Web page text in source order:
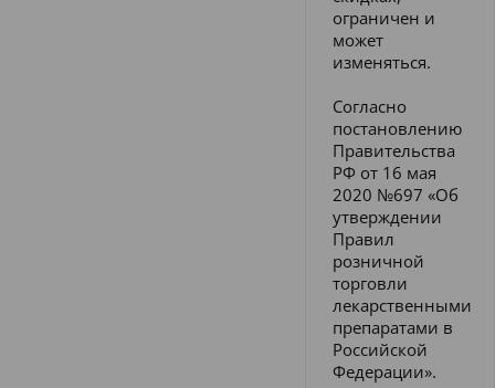
ограничен и
может
изменяться.
Согласно
постановлению
Правительства
РФ от 16 мая
2020 №697 «Об
утверждении
Правил
розничной
торговли
лекарственными
препаратами в
Российской
Федерации».